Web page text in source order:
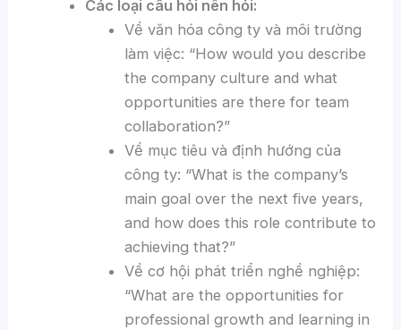
Các loại câu hỏi nên hỏi:
Về văn hóa công ty và môi trường
làm việc: “How would you describe
the company culture and what
opportunities are there for team
collaboration?”
Về mục tiêu và định hướng của
công ty: “What is the company’s
main goal over the next five years,
and how does this role contribute to
achieving that?”
Về cơ hội phát triển nghề nghiệp:
“What are the opportunities for
professional growth and learning in